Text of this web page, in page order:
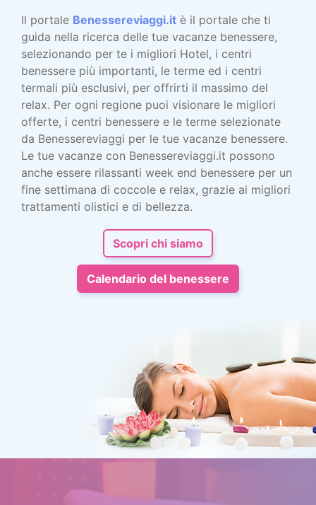
Il portale Benessereviaggi.it è il portale che ti
guida nella ricerca delle tue vacanze benessere,
selezionando per te i migliori Hotel, i centri
benessere più importanti, le terme ed i centri
termali più esclusivi, per offrirti il massimo del
relax. Per ogni regione puoi visionare le migliori
offerte, i centri benessere e le terme selezionate
da Benessereviaggi per le tue vacanze benessere.
Le tue vacanze con Benessereviaggi.it possono
anche essere rilassanti week end benessere per un
fine settimana di coccole e relax, grazie ai migliori
trattamenti olistici e di bellezza.
Scopri chi siamo
Calendario del benessere